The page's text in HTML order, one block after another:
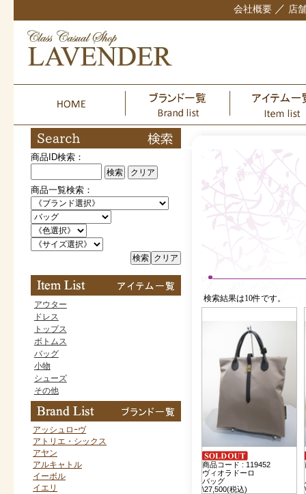
会社概要 ／ 店
商品ID検索：
検索 クリア
商品一覧検索：
クリア
検索
アウター
ドレス
トップス
ボトムス
バッグ
小物
シューズ
その他
アッシュロｰヴ
アトリエ・シックス
アヤン
アルキャトル
イーボル
イエリ
検索結果は10件です。
商品コード : 119452
ヴィオラドーロ
バッグ
\27,500(税込)